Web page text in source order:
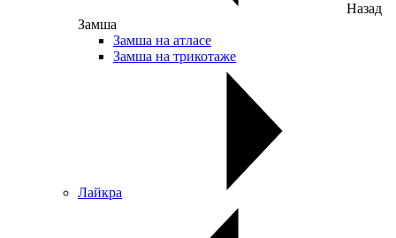
Назад
Замша
Замша на атласе
Замша на трикотаже
Лайкра